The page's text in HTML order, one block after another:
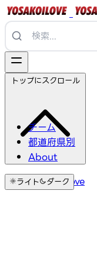
チーム
都道府県別
About
ライト ダーク
トップにスクロール
YosakoiLove